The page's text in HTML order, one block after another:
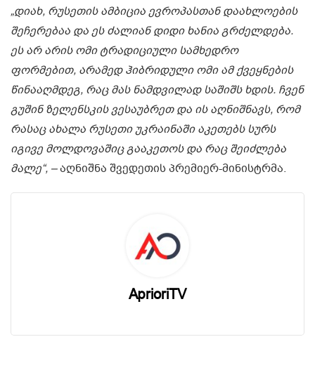
„დიახ, რუსეთის ამბიცია ევროპასთან დაახლოების
შეჩერებაა და ეს ძალიან დიდი ხანია გრძელდება.
ეს არ არის ომი ტრადიციული სამხედრო
ფორმებით, არამედ ჰიბრიდული ომი ამ ქვეყნების
წინააღმდეგ, რაც მას ნამდვილად საშიშს ხდის. ჩვენ
გუშინ ზელენსკის ვესაუბრეთ და ის აღნიშნავს, რომ
რასაც ახალა რუსეთი უკრაინაში აკეთებს სურს
იგივე მოლდოვაშიც გააკეთოს და რაც შეიძლება
მალე“, –აღნიშნა შვედეთის პრემიერ-მინისტრმა.
AprioriTV